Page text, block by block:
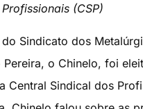
(CSP)
Sindicato dos
Pereira, o Chinelo, foi
Central Sindical dos